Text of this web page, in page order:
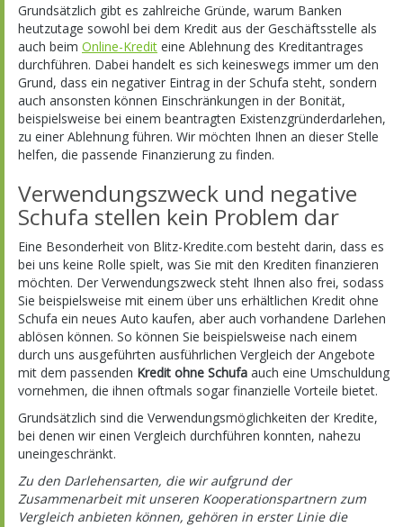
Grundsätzlich gibt es zahlreiche Gründe, warum Banken
heutzutage sowohl bei dem Kredit aus der Geschäftsstelle als
auch beim Online-Kredit eine Ablehnung des Kreditantrages
durchführen. Dabei handelt es sich keineswegs immer um den
Grund, dass ein negativer Eintrag in der Schufa steht, sondern
auch ansonsten können Einschränkungen in der Bonität,
beispielsweise bei einem beantragten Existenzgründerdarlehen,
zu einer Ablehnung führen. Wir möchten Ihnen an dieser Stelle
helfen, die passende Finanzierung zu finden.
Verwendungszweck und negative
Schufa stellen kein Problem dar
Eine Besonderheit von Blitz-Kredite.com besteht darin, dass es
bei uns keine Rolle spielt, was Sie mit den Krediten finanzieren
möchten. Der Verwendungszweck steht Ihnen also frei, sodass
Sie beispielsweise mit einem über uns erhältlichen Kredit ohne
Schufa ein neues Auto kaufen, aber auch vorhandene Darlehen
ablösen können. So können Sie beispielsweise nach einem
durch uns ausgeführten ausführlichen Vergleich der Angebote
mit dem passenden Kredit ohne Schufa auch eine Umschuldung
vornehmen, die ihnen oftmals sogar finanzielle Vorteile bietet.
Grundsätzlich sind die Verwendungsmöglichkeiten der Kredite,
bei denen wir einen Vergleich durchführen konnten, nahezu
uneingeschränkt.
Zu den Darlehensarten, die wir aufgrund der
Zusammenarbeit mit unseren Kooperationspartnern zum
Vergleich anbieten können, gehören in erster Linie die